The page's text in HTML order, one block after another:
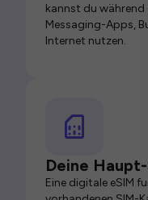
kannst du während
Messaging-Apps,
Internet nutzen.
Deine
Eine digitale eSIM